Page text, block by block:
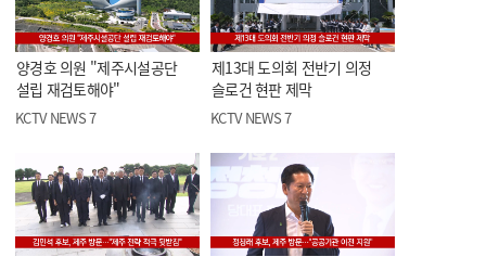
양경호 의원 "제주시설공단
설립 재검토해야"
KCTV NEWS 7
제13대 도의회 전반기 의정
슬로건 현판 제막
KCTV NEWS 7